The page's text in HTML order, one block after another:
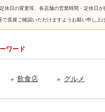
休日の変更等、各店舗の営業時間・定休日
直接ご確認いただけますようお願い申し上
ワード
飲食店 グルメ